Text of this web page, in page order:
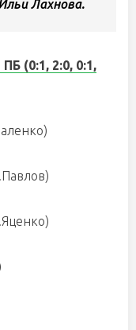
Лахнова.
(0:1, 2:0, 0:1,